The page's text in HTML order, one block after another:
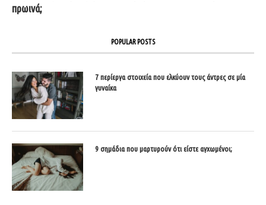
πρωινά;
POPULAR POSTS
7 περίεργα στοιχεία που ελκύουν τους άντρες σε μία
γυναίκα
9 σημάδια που μαρτυρούν ότι είστε αγχωμένοι;